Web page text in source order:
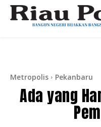
Metropolis Pekanbaru
Ada yang